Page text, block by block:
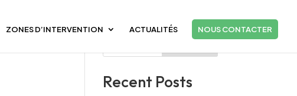
ZONES D’INTERVENTION ACTUALITÉS NOUS CONTACTER
Recent Posts